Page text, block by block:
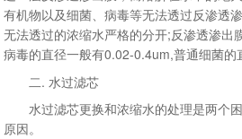
有机物以及细菌、病毒等无法透过反渗透
无法透过的浓缩水严格的分开;反渗透渗出
病毒的直径一般有0.02-0.4um,普通细菌的
二. 水过滤芯
水过滤芯更换和浓缩水的处理是两个
原因。